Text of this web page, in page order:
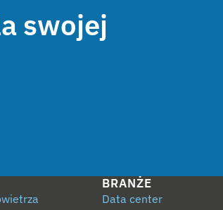
swojej
BRANŻE
Data center